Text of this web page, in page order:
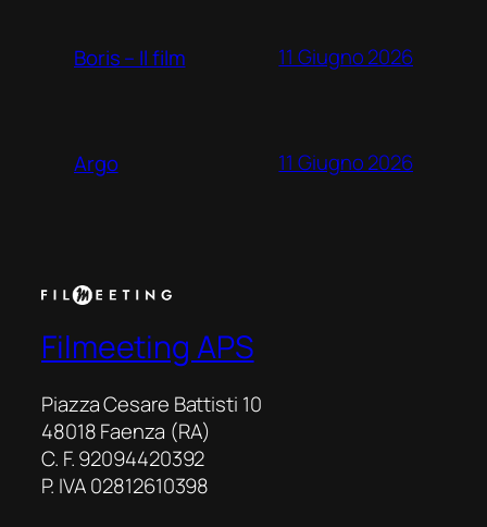
Boris – Il film 11 Giugno 2026
Argo 11 Giugno 2026
Filmeeting APS
Piazza Cesare Battisti 10
48018 Faenza (RA)
C. F. 92094420392
P. IVA 02812610398